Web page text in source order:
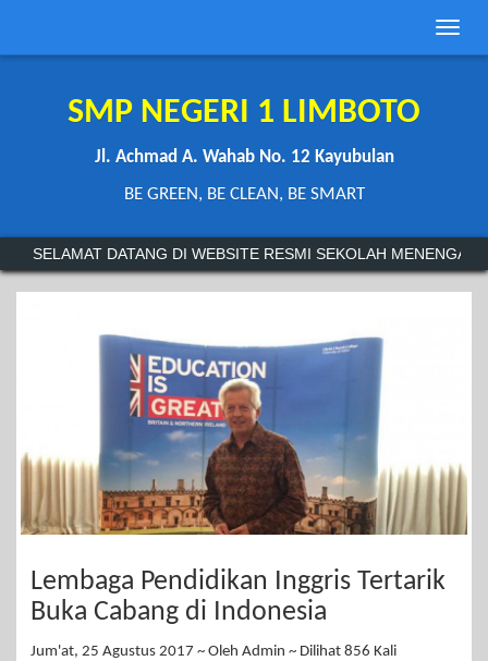
Toggle
SMP NEGERI 1 LIMBOTO
Jl. Achmad A. Wahab No. 12 Kayubulan
BE GREEN, BE CLEAN, BE SMART
DATANG DI WEBSITE RESMI SEKOLAH MENENGAH
Lembaga Pendidikan Inggris Tertarik
Buka Cabang di Indonesia
Jum'at, 25 Agustus 2017 ~ Oleh Admin ~ Dilihat 856 Kali